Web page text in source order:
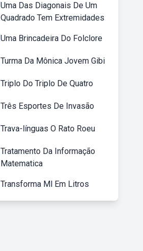
Uma Das Diagonais De Um
Quadrado Tem Extremidades
Uma Brincadeira Do Folclore
Turma Da Mônica Jovem Gibi
Triplo Do Triplo De Quatro
Três Esportes De Invasão
Trava-línguas O Rato Roeu
Tratamento Da Informação
Matematica
Transforma Ml Em Litros